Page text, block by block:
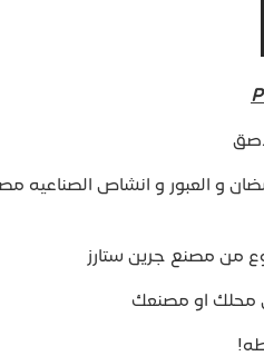
و العبور و انشاص الصناعيه
من مصنع جرين ستارز
محلك او مصنعك